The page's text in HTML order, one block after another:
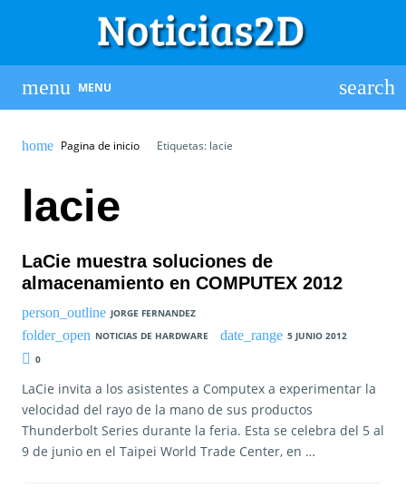
MENU
Pagina de inicio Etiquetas: lacie
lacie
LaCie muestra soluciones de
almacenamiento en COMPUTEX 2012
JORGE FERNANDEZ
NOTICIAS DE HARDWARE
5 JUNIO 2012
0
LaCie invita a los asistentes a Computex a experimentar la
velocidad del rayo de la mano de sus productos
Thunderbolt Series durante la feria. Esta se celebra del 5 al
9 de junio en el Taipei World Trade Center, en …